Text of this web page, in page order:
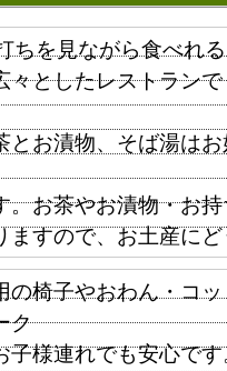
ちを見ながら食べれる
々としたレストランで
とお漬物、そば湯はお
。お茶やお漬物・お
ますので、お土産に
の椅子やおわん・コッ
ク
子様連れでも安心です